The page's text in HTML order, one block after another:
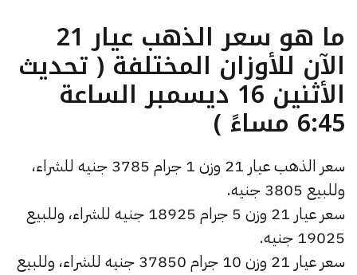
ما هو سعر الذهب عيار 21
الآن للأوزان المختلفة ( تحديث
الأثنين 16 ديسمبر الساعة
6:45 مساءً )
سعر الذهب عيار 21 وزن 1 جرام 3785 جنيه للشراء،
وللبيع 3805 جنيه.
سعر عيار 21 وزن 5 جرام 18925 جنيه للشراء، وللبيع
19025 جنيه.
سعر عيار 21 وزن 10 جرام 37850 جنيه للشراء، وللبيع